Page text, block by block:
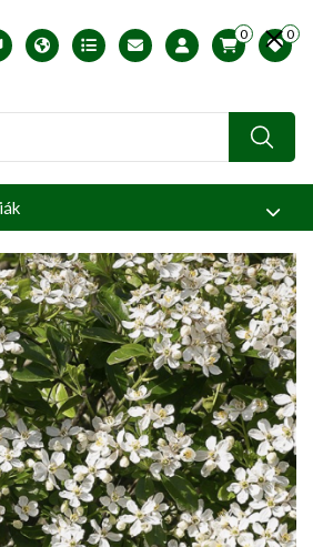
version
Télállósági zónák
Nyomtatható ABC árjegyzék
Profilom
0 0